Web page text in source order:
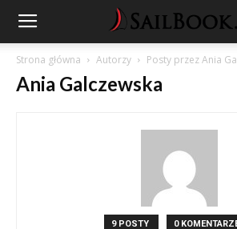
Strona główna Autorzy Posty przez Ania
Ania Galczewska
9 POSTY 0